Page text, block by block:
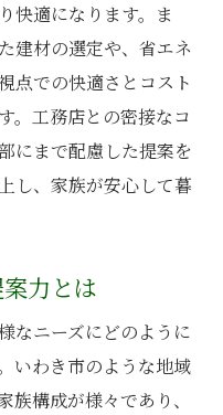
快適になります。ま
建材の選定や、省エネ
点での快適さとコスト
。工務店との密接なコ
にまで配慮した提案を
し、家族が安心して暮
力とは
なニーズにどのように
いわき市のような地域
構成が様々であり、